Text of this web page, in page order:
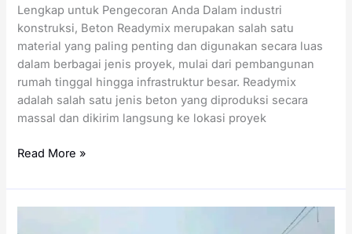
Lengkap untuk Pengecoran Anda Dalam industri
konstruksi, Beton Readymix merupakan salah satu
material yang paling penting dan digunakan secara luas
dalam berbagai jenis proyek, mulai dari pembangunan
rumah tinggal hingga infrastruktur besar. Readymix
adalah salah satu jenis beton yang diproduksi secara
massal dan dikirim langsung ke lokasi proyek
Harga
per
Meter
Read More »